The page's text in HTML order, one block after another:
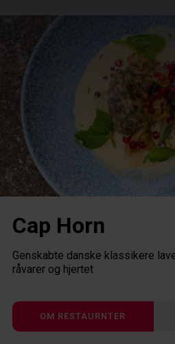
Cap Horn
Genskabte danske klassikere
råvarer og hjertet
OM RESTAURNTER
HENT GRATIS APP
GUIDES
Guide oversigt